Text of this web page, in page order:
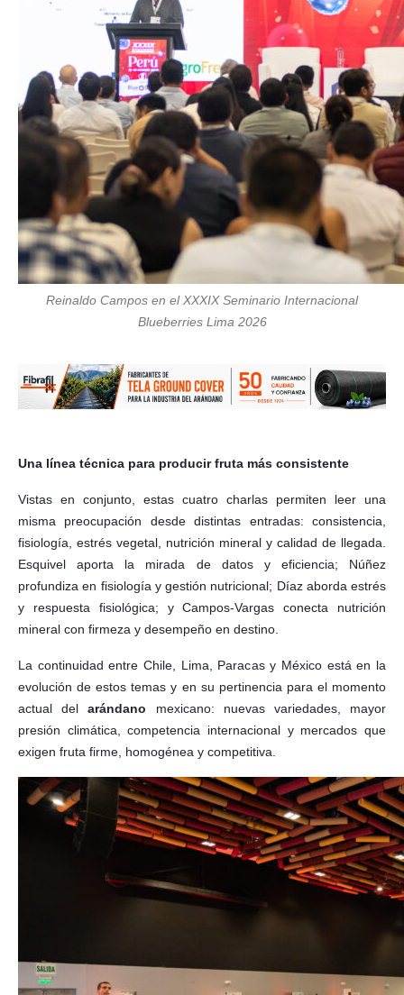
Reinaldo Campos en el XXXIX Seminario Internacional
Blueberries Lima 2026
Una línea técnica para producir fruta más consistente
Vistas en conjunto, estas cuatro charlas permiten leer una
misma preocupación desde distintas entradas: consistencia,
fisiología, estrés vegetal, nutrición mineral y calidad de llegada.
Esquivel aporta la mirada de datos y eficiencia; Núñez
profundiza en fisiología y gestión nutricional; Díaz aborda estrés
y respuesta fisiológica; y Campos-Vargas conecta nutrición
mineral con firmeza y desempeño en destino.
La continuidad entre Chile, Lima, Paracas y México está en la
evolución de estos temas y en su pertinencia para el momento
actual delarándano mexicano: nuevas variedades, mayor
presión climática, competencia internacional y mercados que
exigen fruta firme, homogénea y competitiva.